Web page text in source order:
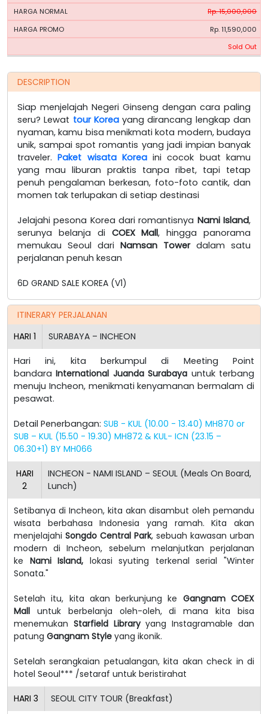
Rp. 15,000,000
Rp. 11,590,000
Sold Out
DESCRIPTION
Siap menjelajah Negeri Ginseng dengan cara paling
seru? Lewat tour Koreayang dirancang lengkap dan
nyaman, kamu bisa menikmati kota modern, budaya
unik, sampai spot romantis yang jadi impian banyak
traveler.Paket wisata Koreaini cocok buat kamu
yang mau liburan praktis tanpa ribet, tapi tetap
penuh pengalaman berkesan, foto-foto cantik, dan
momen tak terlupakan di setiap destinasi
Jelajahi pesona Korea dari romantisnya Nami Island,
serunya belanja di COEX Mall, hingga panorama
memukau Seoul dari Namsan Towerdalam satu
perjalanan penuh kesan
6D GRAND SALE KOREA (V1)
ITINERARY PERJALANAN
HARI 1 SURABAYA – INCHEON
Hari ini, kita berkumpul di Meeting Point
bandara International Juanda Surabaya untuk terbang
menuju Incheon, menikmati kenyamanan bermalam di
pesawat.
Detail Penerbangan: SUB - KUL (10.00 - 13.40) MH870 or
SUB – KUL (15.50 - 19.30) MH872 & KUL- ICN (23.15 –
06.30+1) BY MH066
HARI
2
INCHEON - NAMI ISLAND – SEOUL (Meals On Board,
Lunch)
Setibanya di Incheon, kita akan disambut oleh pemandu
wisata berbahasa Indonesia yang ramah.Kita akan
menjelajahi Songdo Central Park, sebuah kawasan urban
modern di Incheon, sebelum melanjutkan perjalanan
ke Nami Island, lokasi syuting terkenal serial "Winter
Sonata."
Setelah itu, kita akan berkunjung ke Gangnam COEX
Mall untuk berbelanja oleh-oleh, di mana kita bisa
menemukan Starfield Libraryyang Instagramable dan
patung Gangnam Style yang ikonik.
Setelah serangkaian petualangan, kita akan check in di
hotel Seoul*** /setaraf untuk beristirahat
HARI 3 SEOUL CITY TOUR (Breakfast)